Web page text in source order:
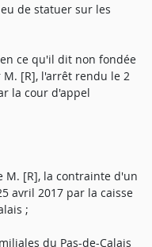
de statuer sur les
en ce qu'il dit non fondée
[R], l'arrêt rendu le 2
la cour d'appel
M. [R], la contrainte d'un
avril 2017 par la caisse
;
du Pas-de-Calais